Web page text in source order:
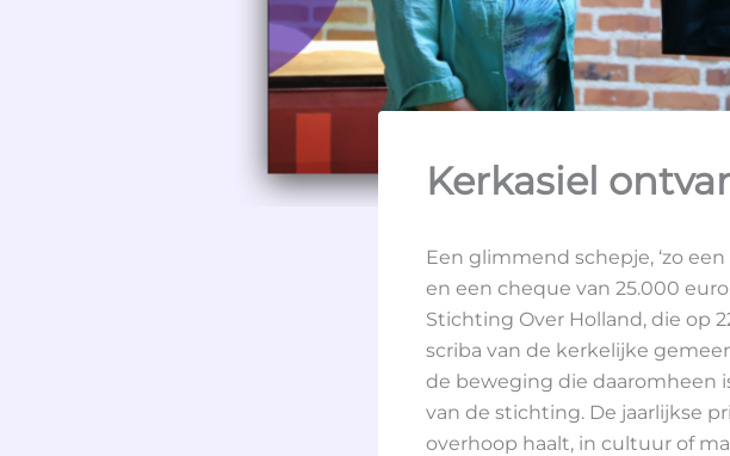
Kerkasiel
Een glimmend schepje, ‘zo
en een cheque van 25.000
Stichting Over Holland, die op
scriba van de kerkelijke
de beweging die daaromheen
van de stichting. De jaarlijkse
overhoop haalt, in cultuur of